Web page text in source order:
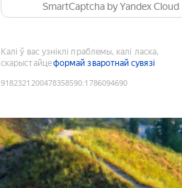
SmartCaptcha by Yandex Cloud
Калі ў вас узніклі праблемы, калі ласка,
скарыстайцеформай зваротнай сувязі
9182321200478358590:1786094690